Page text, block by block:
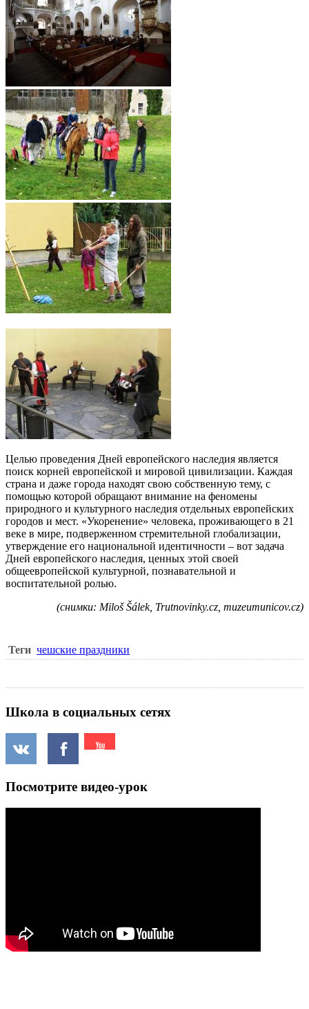
Целью проведения Дней европейского наследия является
поиск корней европейской и мировой цивилизации. Каждая
страна и даже города находят свою собственную тему, с
помощью которой обращают внимание на феномены
природного и культурного наследия отдельных европейских
городов и мест. «Укоренение» человека, проживающего в 21
веке в мире, подверженном стремительной глобализации,
утверждение его национальной идентичности – вот задача
Дней европейского наследия, ценных этой своей
общеевропейской культурной, познавательной и
воспитательной ролью.
(снимки: Miloš Šálek, Trutnovinky.cz, muzeumunicov.cz)
Теги чешские праздники
Школа в социальных сетях
Посмотрите видео-урок